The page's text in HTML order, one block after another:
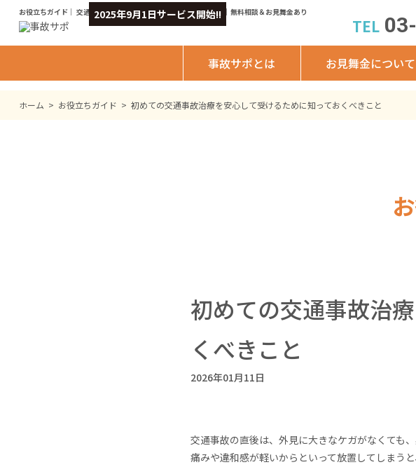
お役立ちガイド｜ 交通事故治療に対応した接骨院・整骨院を検索｜無料相談＆お見舞金あり
2025年9月1日サービス開始!!
TEL
事故サポとは お見舞金について
ホーム > お役立ちガイド > 初めての交通事故治療を安心して受けるために知っておくべきこと
初めての交通事故治
くべきこと
2026年01月11日
交通事故の直後は、外見に大きなケガがなくても
痛みや違和感が軽いからといって放置してしまう